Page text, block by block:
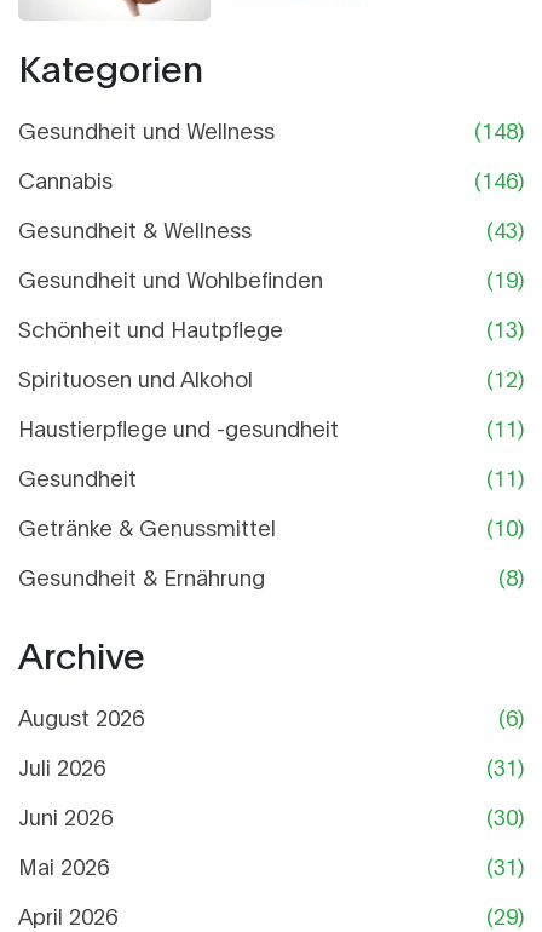
Kategorien
Gesundheit und Wellness
(148)
Cannabis
(146)
Gesundheit & Wellness
(43)
Gesundheit und Wohlbefinden
(19)
Schönheit und Hautpflege
(13)
Spirituosen und Alkohol
(12)
Haustierpflege und -gesundheit
(11)
Gesundheit
(11)
Getränke & Genussmittel
(10)
Gesundheit & Ernährung
(8)
Archive
August 2026
(6)
Juli 2026
(31)
Juni 2026
(30)
Mai 2026
(31)
April 2026
(29)